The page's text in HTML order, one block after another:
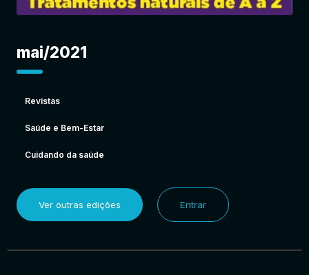
mai/2021
Revistas
Saúde e Bem-Estar
Cuidando da saúde
Ver outras edições Entrar